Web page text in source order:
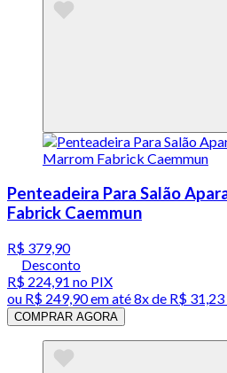
Penteadeira Para Salão
Fabrick Caemmun
R$ 379,90
Desconto
R$ 224,91 no PIX
ou R$ 249,90em até8x de R$
COMPRAR AGORA